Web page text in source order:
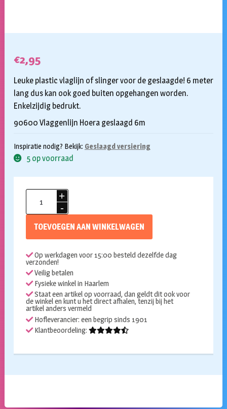
€2,95
Leuke plastic vlaglijn of slinger voor de geslaagde! 6 meter
lang dus kan ook goed buiten opgehangen worden.
Enkelzijdig bedrukt.
90600 Vlaggenlijn Hoera geslaagd 6m
Inspiratie nodig? Bekijk: Geslaagd versiering
5 op voorraad
Vlaggenlijn
geslaagd
aantal
TOEVOEGEN AAN WINKELWAGEN
Op werkdagen voor 15:00 besteld dezelfde dag
verzonden!
Veilig betalen
Fysieke winkel in Haarlem
Staat een artikel op voorraad, dan geldt dit ook voor
de winkel en kunt u het direct afhalen, tenzij bij het
artikel anders vermeld
Hofleverancier: een begrip sinds 1901
Klantbeoordeling: